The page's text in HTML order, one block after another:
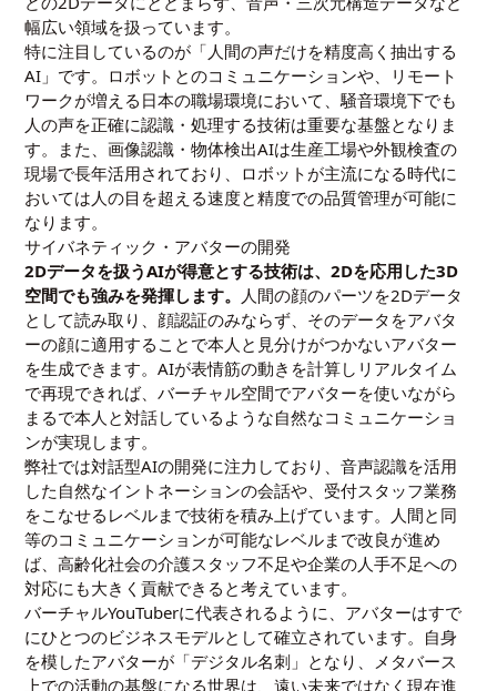
幅広い領域を扱っています。
特に注目しているのが「人間の声だけを精度高く抽出する
AI」です。ロボットとのコミュニケーションや、リモート
ワークが増える日本の職場環境において、騒音環境下でも
人の声を正確に認識・処理する技術は重要な基盤となりま
す。また、画像認識・物体検出AIは生産工場や外観検査の
現場で長年活用されており、ロボットが主流になる時代に
おいては人の目を超える速度と精度での品質管理が可能に
なります。
サイバネティック・アバターの開発
2Dデータを扱うAIが得意とする技術は、2Dを応用した3D
空間でも強みを発揮します。 人間の顔のパーツを2Dデータ
として読み取り、顔認証のみならず、そのデータをアバタ
ーの顔に適用することで本人と見分けがつかないアバター
を生成できます。AIが表情筋の動きを計算しリアルタイム
で再現できれば、バーチャル空間でアバターを使いながら
まるで本人と対話しているような自然なコミュニケーショ
ンが実現します。
弊社では対話型AIの開発に注力しており、音声認識を活用
した自然なイントネーションの会話や、受付スタッフ業務
をこなせるレベルまで技術を積み上げています。人間と同
等のコミュニケーションが可能なレベルまで改良が進め
ば、高齢化社会の介護スタッフ不足や企業の人手不足への
対応にも大きく貢献できると考えています。
バーチャルYouTuberに代表されるように、アバターはすで
にひとつのビジネスモデルとして確立されています。自身
を模したアバターが「デジタル名刺」となり、メタバース
上での活動の基盤になる世界は、遠い未来ではなく現在進